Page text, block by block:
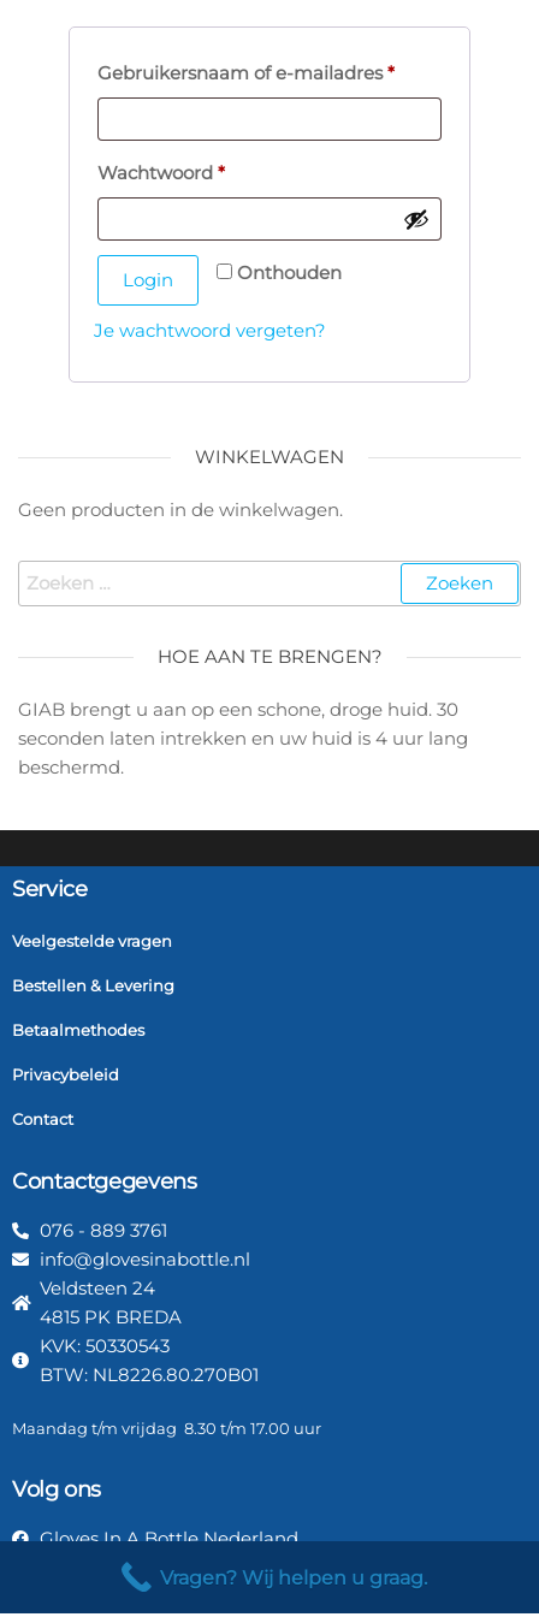
Gebruikersnaam of e-mailadres*
Wachtwoord *
Onthouden
Login
Je wachtwoord vergeten?
WINKELWAGEN
Geen producten in de winkelwagen.
HOE AAN TE BRENGEN?
GIAB brengt u aan op een schone, droge huid. 30
seconden laten intrekken en uw huid is 4 uur lang
beschermd.
Service
Veelgestelde vragen
Bestellen & Levering
Betaalmethodes
Privacybeleid
Contact
Contactgegevens
076 - 889 3761
info@glovesinabottle.nl
Veldsteen 24
4815 PK BREDA
KVK: 50330543
BTW: NL8226.80.270B01
Maandag t/m vrijdag 8.30 t/m 17.00 uur
Volg ons
Gloves In A Bottle Nederland
Gloves In A Bottle Nederland
Vragen? Wij helpen u graag.